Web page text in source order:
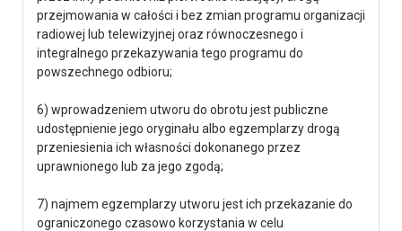
przejmowania w całości i bez zmian programu organizacji
radiowej lub telewizyjnej oraz równoczesnego i
integralnego przekazywania tego programu do
powszechnego odbioru;
6) wprowadzeniem utworu do obrotu jest publiczne
udostępnienie jego oryginału albo egzemplarzy drogą
przeniesienia ich własności dokonanego przez
uprawnionego lub za jego zgodą;
7) najmem egzemplarzy utworu jest ich przekazanie do
ograniczonego czasowo korzystania w celu